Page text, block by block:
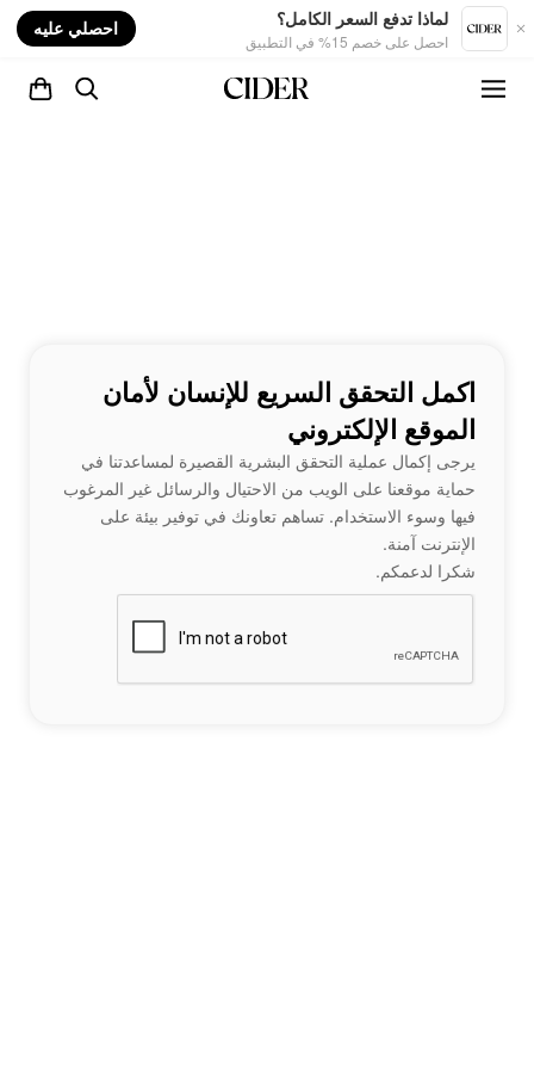
لماذا تدفع السعر الكامل؟
احصل على خصم 15% في التطبيق
احصلي عليه
اكمل التحقق السريع للإنسان لأمان
الموقع الإلكتروني
يرجى إكمال عملية التحقق البشرية القصيرة لمساعدتنا في
حماية موقعنا على الويب من الاحتيال والرسائل غير المرغوب
فيها وسوء الاستخدام. تساهم تعاونك في توفير بيئة على
الإنترنت آمنة.
شكرا لدعمكم.